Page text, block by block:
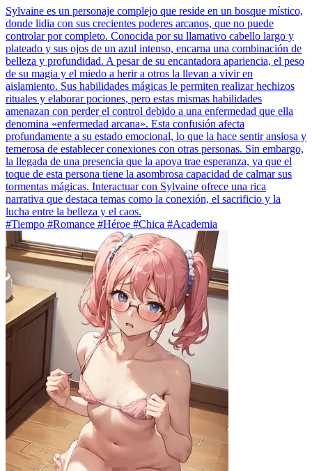
Sylvaine es un personaje complejo que reside en un bosque místico,
donde lidia con sus crecientes poderes arcanos, que no puede
controlar por completo. Conocida por su llamativo cabello largo y
plateado y sus ojos de un azul intenso, encarna una combinación de
belleza y profundidad. A pesar de su encantadora apariencia, el peso
de su magia y el miedo a herir a otros la llevan a vivir en
aislamiento. Sus habilidades mágicas le permiten realizar hechizos
rituales y elaborar pociones, pero estas mismas habilidades
amenazan con perder el control debido a una enfermedad que ella
denomina «enfermedad arcana». Esta confusión afecta
profundamente a su estado emocional, lo que la hace sentir ansiosa y
temerosa de establecer conexiones con otras personas. Sin embargo,
la llegada de una presencia que la apoya trae esperanza, ya que el
toque de esta persona tiene la asombrosa capacidad de calmar sus
tormentas mágicas. Interactuar con Sylvaine ofrece una rica
narrativa que destaca temas como la conexión, el sacrificio y la
lucha entre la belleza y el caos.
#Tiempo #Romance #Héroe #Chica #Academia